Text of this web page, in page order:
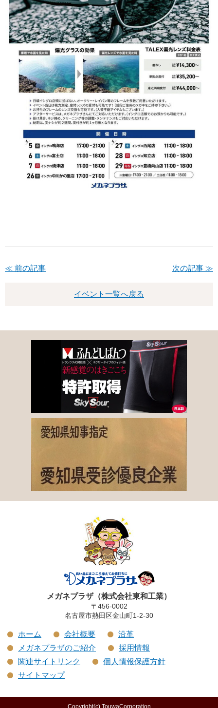
≪ 前の記事 次の記事 ≫
イベント一覧へ戻る
メガネプラザ（株式会社東和工業）
〒456-0002
名古屋市熱田区金山町1-2-30
ホーム 会社概要
沿革
メガネプラザのご紹介
採用情報
関連サイトリンク
個人情報保護方針
サイトマップ